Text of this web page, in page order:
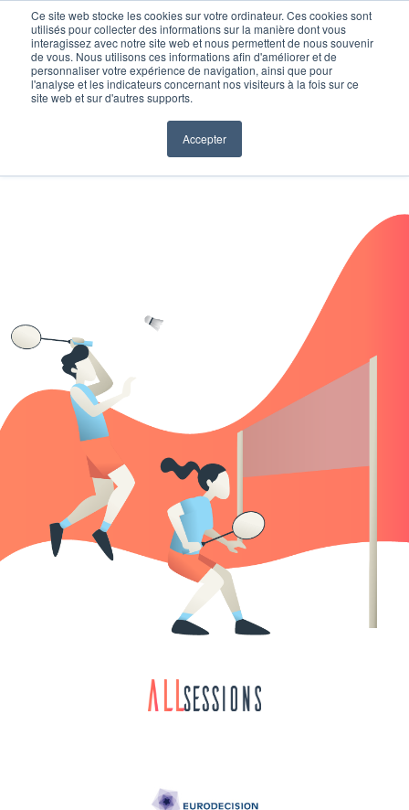
Ce site web stocke les cookies sur votre ordinateur. Ces cookies sont
utilisés pour collecter des informations sur la manière dont vous
interagissez avec notre site web et nous permettent de nous souvenir
de vous. Nous utilisons ces informations afin d'améliorer et de
personnaliser votre expérience de navigation, ainsi que pour
l'analyse et les indicateurs concernant nos visiteurs à la fois sur ce
site web et sur d'autres supports.
Accepter